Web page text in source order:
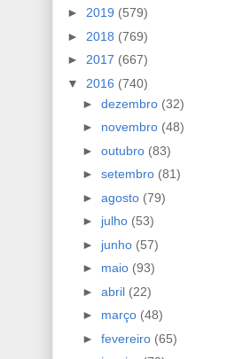
► 2019 (579)
► 2018 (769)
► 2017 (667)
▼ 2016 (740)
► dezembro (32)
► novembro (48)
► outubro (83)
► setembro (81)
► agosto (79)
► julho (53)
► junho (57)
► maio (93)
► abril (22)
► março (48)
► fevereiro (65)